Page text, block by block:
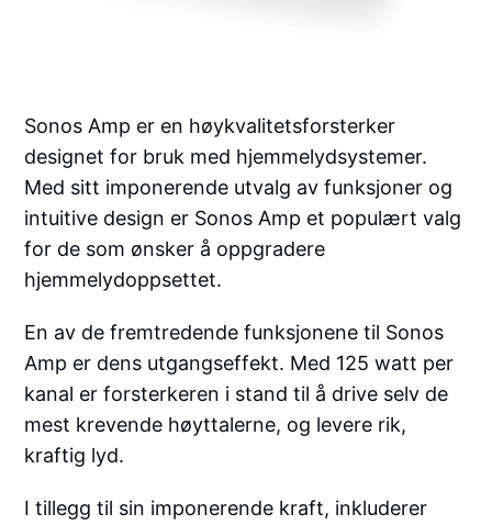
Sonos Amp er en høykvalitetsforsterker
designet for bruk med hjemmelydsystemer.
Med sitt imponerende utvalg av funksjoner og
intuitive design er Sonos Amp et populært valg
for de som ønsker å oppgradere
hjemmelydoppsettet.
En av de fremtredende funksjonene til Sonos
Amp er dens utgangseffekt. Med 125 watt per
kanal er forsterkeren i stand til å drive selv de
mest krevende høyttalerne, og levere rik,
kraftig lyd.
I tillegg til sin imponerende kraft, inkluderer